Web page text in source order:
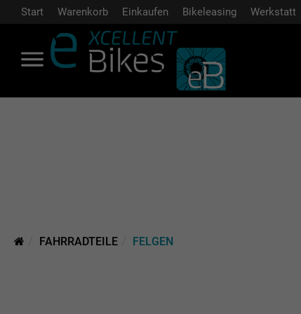
Start Warenkorb Einkaufen Bikeleasing Werkstatt
FAHRRADTEILE FELGEN